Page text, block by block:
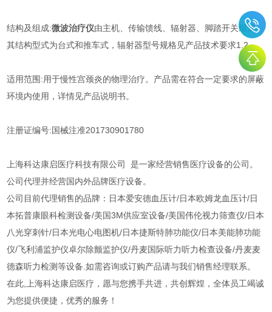
结构及组成:微波治疗仪由主机、传输馈线、辐射器、脚踏开关组成，
其结构型式为台式和推车式，辐射器型号规格见产品技术要求1.2。
适用范围:用于慢性宫颈炎的物理治疗。产品需在符合一定要求的屏蔽
环境内使用，详情见产品说明书。
注册证编号:国械注准201730901780
上海科达康启医疗科技有限公司 是一家经营销售医疗设备的公司。
公司代理并经营国内外品牌医疗设备。
公司目前代理销售的品牌：日本爱安德血压计/日本欧姆龙血压计/日
本拓普康眼科检测设备/美国3M供应室设备/美国伟伦视力筛查仪/日本
八光穿刺针/日本光电心电图机/日本捷斯特肺功能仪/日本美能肺功能
仪/飞利浦监护仪卓尔除颤监护仪/丹麦国际听力听力检查设备/丹麦麦
德森听力检测等设备.如需咨询或订购产品请与我们销售经理联系。
在此,上海科达康启医疗，愿与您携手共进，共创辉煌，全体员工竭诚
为您提供便捷，优秀的服务！